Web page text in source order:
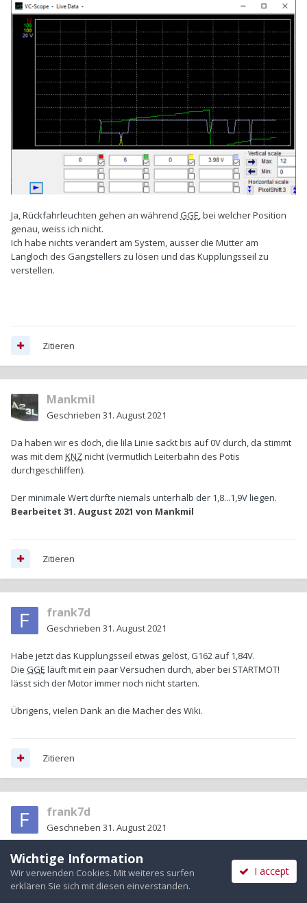
Ja, Rückfahrleuchten gehen an während GGE, bei welcher Position
genau, weiss ich nicht.
Ich habe nichts verändert am System, ausser die Mutter am
Langloch des Gangstellers zu lösen und das Kupplungsseil zu
verstellen.
Zitieren
Mankmil
Geschrieben 31. August 2021
Da haben wir es doch, die lila Linie sackt bis auf 0V durch, da stimmt
was mit dem KNZnicht (vermutlich Leiterbahn des Potis
durchgeschliffen).
Der minimale Wert dürfte niemals unterhalb der 1,8...1,9V liegen.
Bearbeitet 31. August 2021 von Mankmil
Zitieren
frank7d
Geschrieben 31. August 2021
Habe jetzt das Kupplungsseil etwas gelöst, G162 auf 1,84V.
Die GGE läuft mit ein paar Versuchen durch, aber bei STARTMOT!
lässt sich der Motor immer noch nicht starten.
Übrigens, vielen Dank an die Macher des Wiki.
Zitieren
frank7d
Geschrieben 31. August 2021
Am 31.8.2021 um 09:27 schrieb
vermutlich Leiterbahn des Potis durchgeschliffen).
Wichtige Information
Wir verwenden Cookies. Mit weiteres surfen
erklären Sie sich mit diesen einverstanden.
I accept